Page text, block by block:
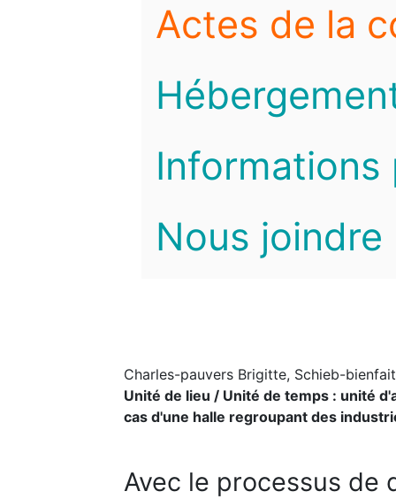
Actes de la
Informations
Nous joindre
Charles-pauvers Brigitte, Schieb-
Unité de lieu / Unité de temps : unité
cas d'une halle regroupant des
Avec le processus de